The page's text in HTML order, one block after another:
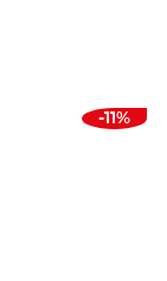
-11%